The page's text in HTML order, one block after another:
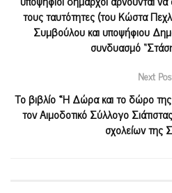
τους ταυτότητες (του Κώστα
Συμβούλου και υποψήφιου
συνδυασμό
Next
Το βιβλίο «Η Δώρα και το δώρο
τον Αιμοδοτικό Σύλλογο
σχολείων της